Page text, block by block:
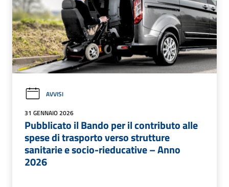
AVVISI
31 GENNAIO 2026
Pubblicato il Bando per il contributo alle
spese di trasporto verso strutture
sanitarie e socio-rieducative – Anno
2026